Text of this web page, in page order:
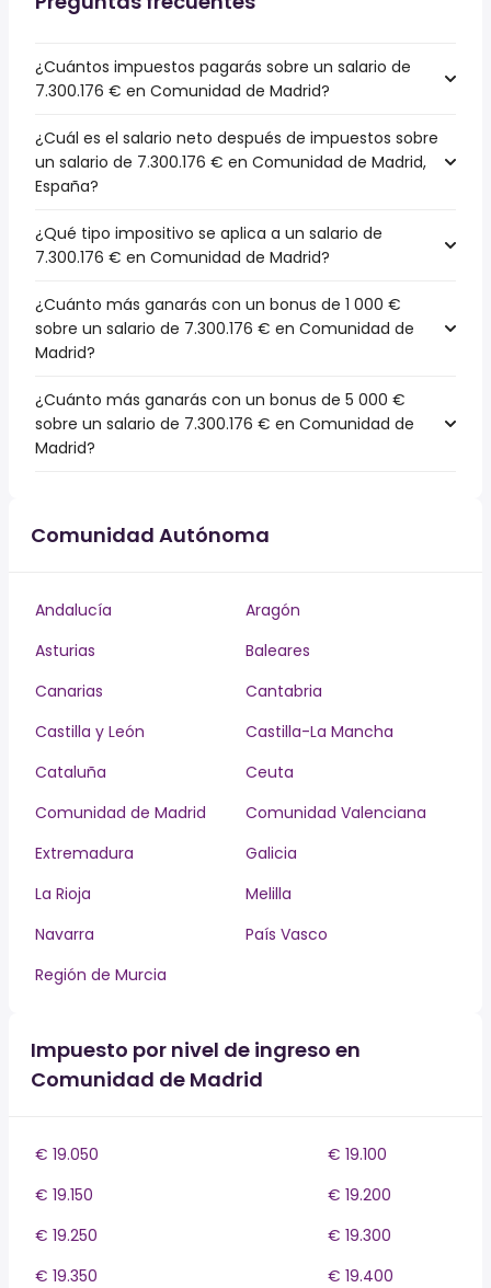
¿Cuántos impuestos pagarás sobre un salario de
7.300.176 € en Comunidad de Madrid?
¿Cuál es el salario neto después de impuestos sobre
un salario de 7.300.176 € en Comunidad de Madrid,
España?
¿Qué tipo impositivo se aplica a un salario de
7.300.176 € en Comunidad de Madrid?
¿Cuánto más ganarás con un bonus de 1 000 €
sobre un salario de 7.300.176 € en Comunidad de
Madrid?
¿Cuánto más ganarás con un bonus de 5 000 €
sobre un salario de 7.300.176 € en Comunidad de
Madrid?
Comunidad Autónoma
Andalucía
Aragón
Asturias
Baleares
Canarias
Cantabria
Castilla y León
Castilla-La Mancha
Cataluña
Ceuta
Comunidad de Madrid
Comunidad Valenciana
Extremadura
Galicia
La Rioja
Melilla
Navarra
País Vasco
Región de Murcia
Impuesto por nivel de ingreso en
Comunidad de Madrid
€ 19.050
€ 19.100
€ 19.150
€ 19.200
€ 19.250
€ 19.300
€ 19.350
€ 19.400